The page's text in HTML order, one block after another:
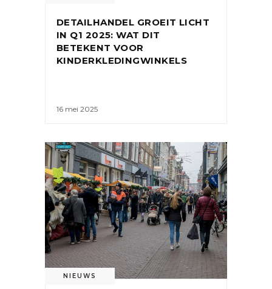
DETAILHANDEL GROEIT LICHT
IN Q1 2025: WAT DIT
BETEKENT VOOR
KINDERKLEDINGWINKELS
16 mei 2025
NIEUWS